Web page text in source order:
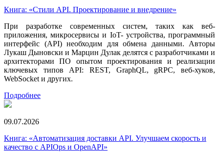
Книга: «Стили API. Проектирование и внедрение»
При разработке современных систем, таких как веб-
приложения, микросервисы и IoT- устройства, программный
интерфейс (API) необходим для обмена данными. Авторы
Лукаш Дыновски и Марцин Дулак делятся с разработчиками и
архитекторами ПО опытом проектирования и реализации
ключевых типов API: REST, GraphQL, gRPC, веб-хуков,
WebSocket и других.
Подробнее
09.07.2026
Книга: «Автоматизация доставки API. Улучшаем скорость и
качество с APIOps и OpenAPI»